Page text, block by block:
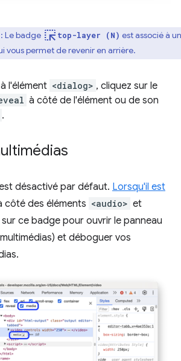
: Le badge ink_selection top-layer (N) est associé à un
vous permet de revenir en arrière.
l'élément <dialog> , cliquez sur le
à côté de l'élément ou de son
.
désactivé par défaut. Lorsqu'il est
côté des éléments <audio> et
sur ce badge pour ouvrir le panneau
et déboguer vos